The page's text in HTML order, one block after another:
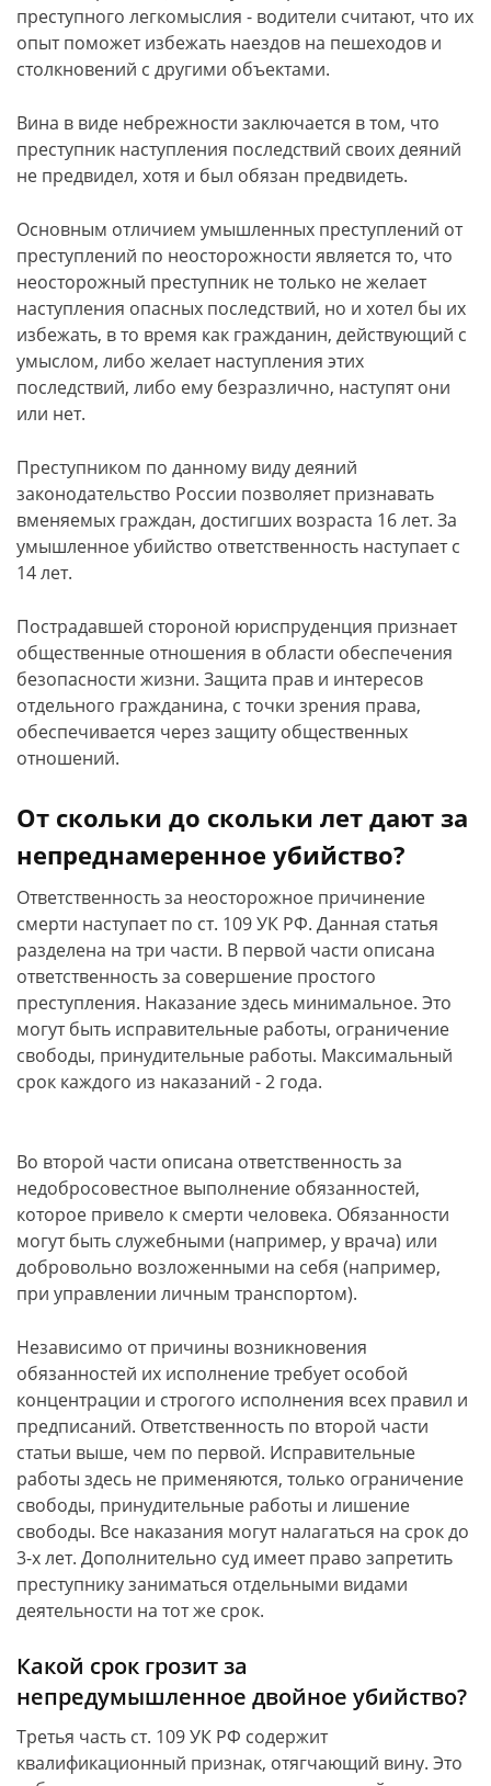
преступного легкомыслия - водители считают, что их
опыт поможет избежать наездов на пешеходов и
столкновений с другими объектами.
Вина в виде небрежности заключается в том, что
преступник наступления последствий своих деяний
не предвидел, хотя и был обязан предвидеть.
Основным отличием умышленных преступлений от
преступлений по неосторожности является то, что
неосторожный преступник не только не желает
наступления опасных последствий, но и хотел бы их
избежать, в то время как гражданин, действующий с
умыслом, либо желает наступления этих
последствий, либо ему безразлично, наступят они
или нет.
Преступником по данному виду деяний
законодательство России позволяет признавать
вменяемых граждан, достигших возраста 16 лет. За
умышленное убийство ответственность наступает с
14 лет.
Пострадавшей стороной юриспруденция признает
общественные отношения в области обеспечения
безопасности жизни. Защита прав и интересов
отдельного гражданина, с точки зрения права,
обеспечивается через защиту общественных
отношений.
От скольки до скольки лет дают за
непреднамеренное убийство?
Ответственность за неосторожное причинение
смерти наступает по ст. 109 УК РФ. Данная статья
разделена на три части. В первой части описана
ответственность за совершение простого
преступления. Наказание здесь минимальное. Это
могут быть исправительные работы, ограничение
свободы, принудительные работы. Максимальный
срок каждого из наказаний - 2 года.
Во второй части описана ответственность за
недобросовестное выполнение обязанностей,
которое привело к смерти человека. Обязанности
могут быть служебными (например, у врача) или
добровольно возложенными на себя (например,
при управлении личным транспортом).
Независимо от причины возникновения
обязанностей их исполнение требует особой
концентрации и строгого исполнения всех правил и
предписаний. Ответственность по второй части
статьи выше, чем по первой. Исправительные
работы здесь не применяются, только ограничение
свободы, принудительные работы и лишение
свободы. Все наказания могут налагаться на срок до
3-х лет. Дополнительно суд имеет право запретить
преступнику заниматься отдельными видами
деятельности на тот же срок.
Какой срок грозит за
непредумышленное двойное убийство?
Третья часть ст. 109 УК РФ содержит
квалификационный признак, отягчающий вину. Это